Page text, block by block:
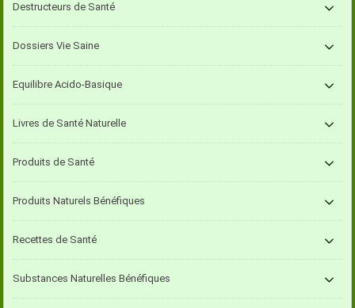
Destructeurs de Santé
Dossiers Vie Saine
Equilibre Acido-Basique
Livres de Santé Naturelle
Produits de Santé
Produits Naturels Bénéfiques
Recettes de Santé
Substances Naturelles Bénéfiques